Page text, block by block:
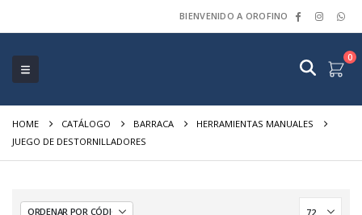
BIENVENIDO A OROFINO
0
HOME CATÁLOGO BARRACA
HERRAMIENTAS MANUALES
JUEGO DE DESTORNILLADORES